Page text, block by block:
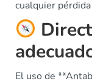
cualquier
El uso de